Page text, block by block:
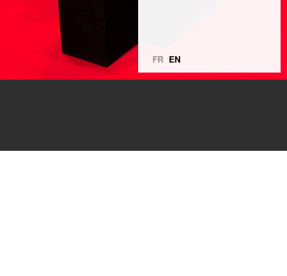
FR EN